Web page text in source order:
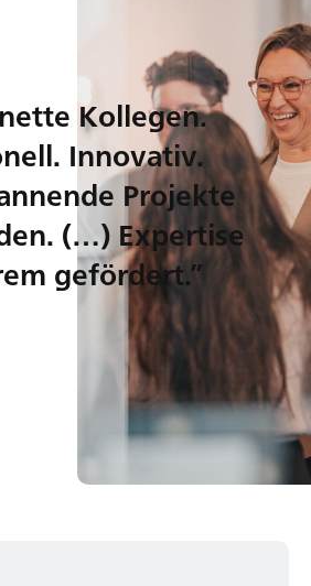
Kollegen.
Innovativ.
Projekte
(…) Expertise
gefördert.”